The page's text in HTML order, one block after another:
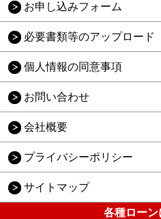
お申し込みフォーム
必要書類等のアップロード
個人情報の同意事項
お問い合わせ
会社概要
プライバシーポリシー
サイトマップ
各種ローン